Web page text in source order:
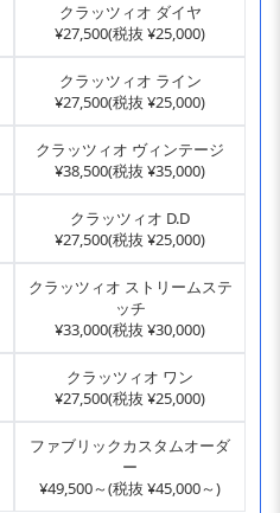
クラッツィオ ダイヤ
¥27,500(税抜 ¥25,000)
クラッツィオ ライン
¥27,500(税抜 ¥25,000)
クラッツィオ ヴィンテージ
¥38,500(税抜 ¥35,000)
クラッツィオ D.D
¥27,500(税抜 ¥25,000)
クラッツィオ ストリームステ
ッチ
¥33,000(税抜 ¥30,000)
クラッツィオ ワン
¥27,500(税抜 ¥25,000)
ファブリックカスタムオーダ
ー
¥49,500～(税抜 ¥45,000～)